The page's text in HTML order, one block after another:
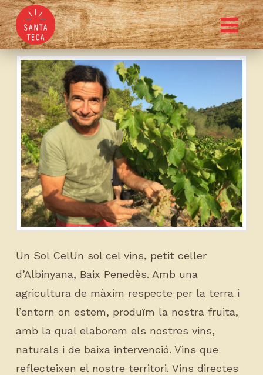
Un Sol Cel
Un Sol CelUn sol cel vins, petit celler
d’Albinyana, Baix Penedès. Amb una
agricultura de màxim respecte per la terra i
l’entorn on estem, produïm la nostra fruita,
amb la qual elaborem els nostres vins,
naturals i de baixa intervenció. Vins que
reflecteixen el nostre territori. Vins directes